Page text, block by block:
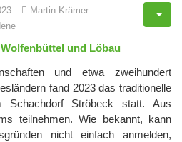
Martin Krämer
und Löbau
und etwa zweihundert
fand 2023 das traditionelle
Schachdorf Ströbeck statt. Aus
teilnehmen. Wie bekannt, kann
nicht einfach anmelden,